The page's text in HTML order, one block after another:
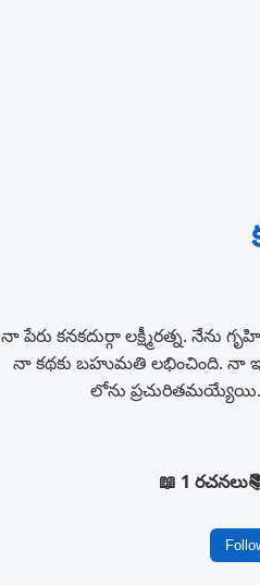
నా పేరు కనకదుర్గా లక్ష్మీరత్న. నేను
నా కథకు బహుమతి లభించింది. నా
లోను
📖 1 రచనలు